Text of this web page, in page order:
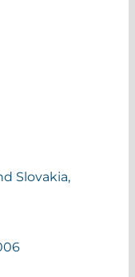
Slovakia,